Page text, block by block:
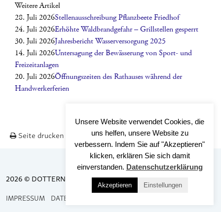
Weitere Artikel
28. Juli 2026Stellenausschreibung Pflanzbeete Friedhof
24. Juli 2026Erhöhte Waldbrandgefahr – Grillstellen gesperrt
30. Juli 2026Jahresbericht Wasserversorgung 2025
14. Juli 2026Untersagung der Bewässerung von Sport- und
Freizeitanlagen
20. Juli 2026Öffnungszeiten des Rathauses während der
Handwerkerferien
Seite drucken Nach OBEN
2026 © DOTTERNHAUSEN
IMPRESSUM DATENSCHUTZ
Unsere Website verwendet Cookies, die
uns helfen, unsere Website zu
verbessern. Indem Sie auf "Akzeptieren"
klicken, erklären Sie sich damit
einverstanden. Datenschutzerklärung
Akzeptieren Einstellungen